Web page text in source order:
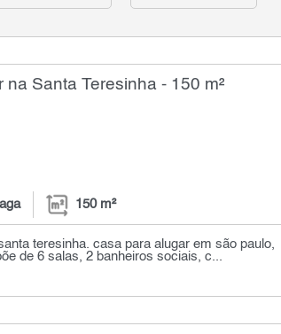
Santa Teresinha - 150 m²
150 m²
teresinha. casa para alugar em são paulo,
de 6 salas, 2 banheiros sociais, c...